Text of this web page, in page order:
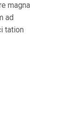
magna
ad
tation